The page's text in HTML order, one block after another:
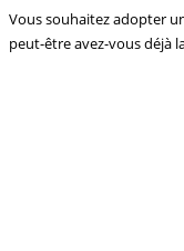
Vous souhaitez adopter
peut-être avez-vous déjà